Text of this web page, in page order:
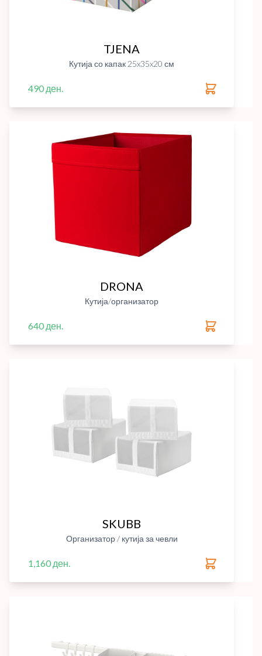
TJENA
Кутија со капак 25x35x20 см
490 ден.
DRONA
Кутија/организатор
640 ден.
SKUBB
Организатор / кутија за чевли
1,160 ден.